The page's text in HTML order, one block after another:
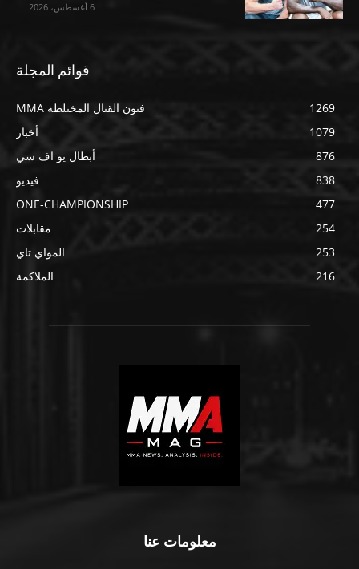
6 أغسطس، 2026
قوائم المجلة
فنون القتال المختلطة MMA
1269
أخبار
1079
أبطال يو اف سي
876
فيديو
838
ONE-CHAMPIONSHIP
477
مقابلات
254
المواي تاي
253
الملاكمة
216
معلومات عنا